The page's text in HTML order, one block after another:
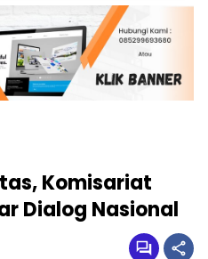
Komisariat
Dialog Nasional